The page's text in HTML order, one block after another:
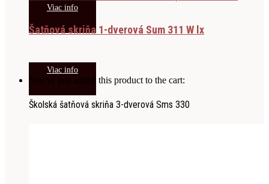
Viac info
Šatňová skriňa 1-dverová Sum 311 W lx
Viac info
You've just added this product to the cart:
Školská šatňová skriňa 3-dverová Sms 330